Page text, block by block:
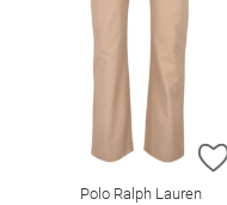
Polo Ralph Lauren